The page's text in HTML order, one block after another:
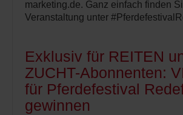
marketing.de. Ganz einfach finden
Veranstaltung unter
Exklusiv für REITEN
ZUCHT-Abonnenten:
für Pferdefestival
gewinnen